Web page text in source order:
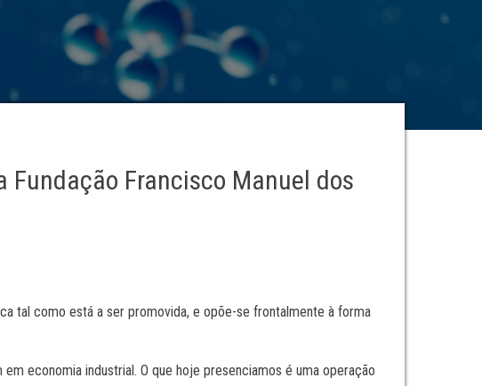
Fundação Francisco Manuel dos
tal como está a ser promovida, e opõe-se frontalmente à forma
economia industrial. O que hoje presenciamos é uma operação